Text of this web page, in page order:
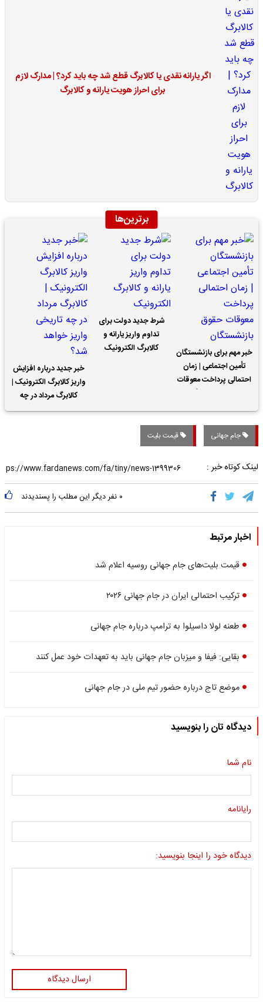
اگر یارانه نقدی یا کالابرگ قطع شد چه باید کرد؟ | مدارک لازم
برای احراز هویت یارانه و کالابرگ
برترین‌ها
خبر مهم برای بازنشستگان
تأمین اجتماعی | زمان
احتمالی پرداخت معوقات
شرط جدید دولت برای
تداوم واریز یارانه و
کالابرگ الکترونیک
خبر جدید درباره افزایش
واریز کالابرگ الکترونیک |
کالابرگ مرداد در چه
تاریخی واریز خواهد شد؟
جام جهانی قیمت بلیت
لینک کوتاه خبر :
۰ نفر دیگر این مطلب را پسندیدند
اخبار مرتبط
قیمت بلیت‌های جام جهانی روسیه اعلام شد
ترکیب احتمالی ایران در جام جهانی ۲۰۲۶
طعنه لولا داسیلوا به ترامپ درباره جام جهانی
بقایی: فیفا و میزبان جام جهانی باید به تعهدات خود عمل کنند
موضع تاج درباره حضور تیم ملی در جام جهانی
دیدگاه تان را بنویسید
نام شما
رایانامه
دیدگاه خود را اینجا بنویسید:
ارسال دیدگاه